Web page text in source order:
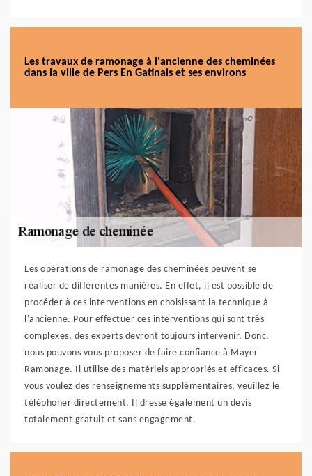
Les travaux de ramonage à l'ancienne des cheminées
dans la ville de Pers En Gatinais et ses environs
Les opérations de ramonage des cheminées peuvent se
réaliser de différentes manières. En effet, il est possible de
procéder à ces interventions en choisissant la technique à
l'ancienne. Pour effectuer ces interventions qui sont très
complexes, des experts devront toujours intervenir. Donc,
nous pouvons vous proposer de faire confiance à Mayer
Ramonage. Il utilise des matériels appropriés et efficaces. Si
vous voulez des renseignements supplémentaires, veuillez le
téléphoner directement. Il dresse également un devis
totalement gratuit et sans engagement.